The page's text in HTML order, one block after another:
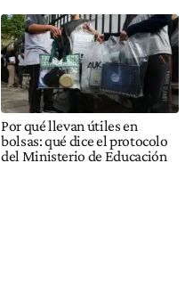
Por qué llevan útiles en
bolsas: qué dice el protocolo
del Ministerio de Educación